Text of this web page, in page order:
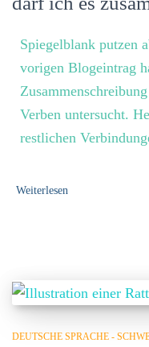
Spiegelblank putzen
vorigen Blogeintrag
Verben untersucht.
restlichen
Weiterlesen
DEUTSCHE SPRACHE -